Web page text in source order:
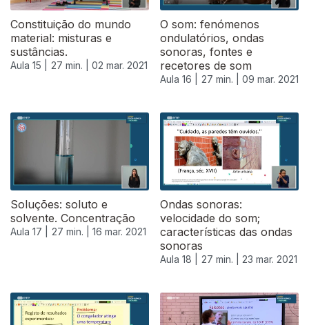
Constituição do mundo
material: misturas e
sustâncias.
Aula 15 | 27 min. | 02 mar. 2021
O som: fenómenos
ondulatórios, ondas
sonoras, fontes e
recetores de som
Aula 16 | 27 min. | 09 mar. 2021
Soluções: soluto e
solvente. Concentração
Aula 17 | 27 min. | 16 mar. 2021
Ondas sonoras:
velocidade do som;
características das ondas
sonoras
Aula 18 | 27 min. | 23 mar. 2021